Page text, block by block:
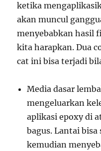
ketika
akan muncul
menyebabkan hasil
kita harapkan. Dua
cat ini bisa terjadi
Media dasar
mengeluarkan
aplikasi epoxy di
bagus. Lantai
kemudian